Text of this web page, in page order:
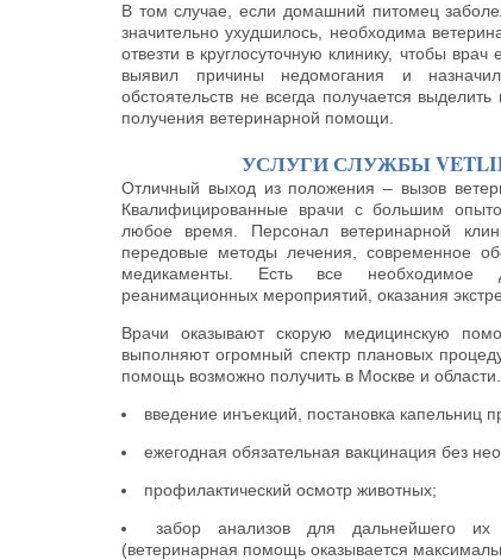
В том случае, если домашний питомец
значительно ухудшилось, необходима
отвезти в круглосуточную клинику, чтобы врач
выявил причины недомогания и
обстоятельств не всегда получается
получения ветеринарной помощи.
УСЛУГИ СЛУЖБЫ
Отличный выход из положения – вызов
Квалифицированные врачи с большим
любое время. Персонал ветеринарной
передовые методы лечения, современное
медикаменты. Есть все необходимое
реанимационных мероприятий, оказания
Врачи оказывают скорую медицинскую
выполняют огромный спектр плановых
помощь возможно получить в Москве и
введение инъекций, постановка капельниц
ежегодная обязательная вакцинация без
профилактический осмотр животных;
забор анализов для дальнейшего их
(ветеринарная помощь оказывается